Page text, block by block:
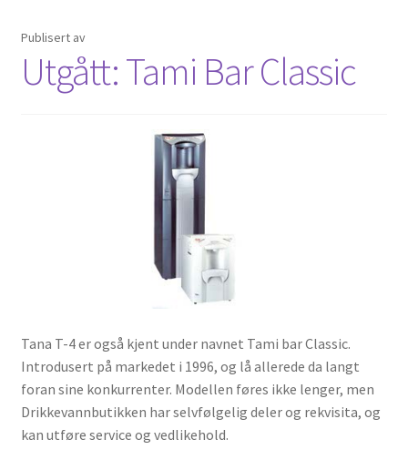
Publisert av
Utgått: Tami Bar Classic
Tana T-4 er også kjent under navnet Tami bar Classic.
Introdusert på markedet i 1996, og lå allerede da langt
foran sine konkurrenter. Modellen føres ikke lenger, men
Drikkevannbutikken har selvfølgelig deler og rekvisita, og
kan utføre service og vedlikehold.